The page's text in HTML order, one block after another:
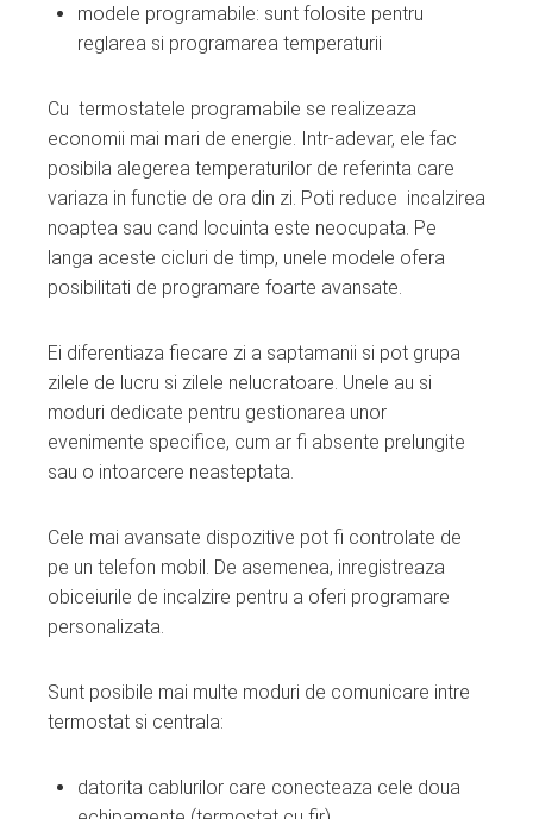
modele programabile: sunt folosite pentru
reglarea si programarea temperaturii
Cu termostatele programabile se realizeaza
economii mai mari de energie. Intr-adevar, ele fac
posibila alegerea temperaturilor de referinta care
variaza in functie de ora din zi. Poti reduce incalzirea
noaptea sau cand locuinta este neocupata. Pe
langa aceste cicluri de timp, unele modele ofera
posibilitati de programare foarte avansate.
Ei diferentiaza fiecare zi a saptamanii si pot grupa
zilele de lucru si zilele nelucratoare. Unele au si
moduri dedicate pentru gestionarea unor
evenimente specifice, cum ar fi absente prelungite
sau o intoarcere neasteptata.
Cele mai avansate dispozitive pot fi controlate de
pe un telefon mobil. De asemenea, inregistreaza
obiceiurile de incalzire pentru a oferi programare
personalizata.
Sunt posibile mai multe moduri de comunicare intre
termostat si centrala:
datorita cablurilor care conecteaza cele doua